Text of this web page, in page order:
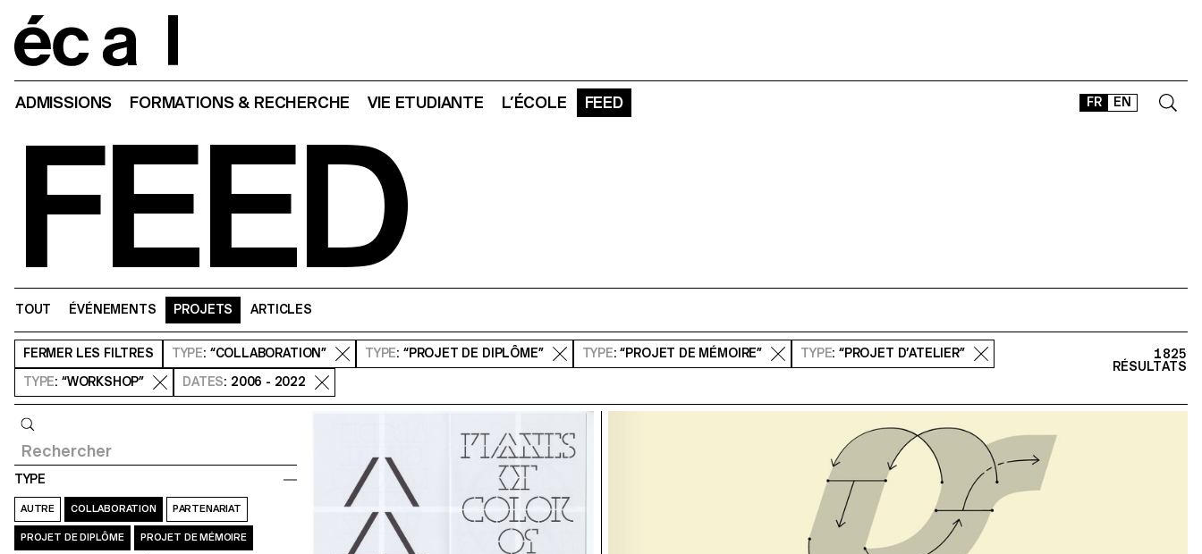
FR EN
ADMISSIONS FORMATIONS & RECHERCHE VIE ETUDIANTE L’ÉCOLE FEED
FEED
TOUT ÉVÉNEMENTS PROJETS ARTICLES
FERMER LES FILTRES TYPE: “COLLABORATION” TYPE: “PROJET DE DIPLÔME” TYPE: “PROJET DE MÉMOIRE” TYPE: “PROJET D’ATELIER”
TYPE: “WORKSHOP” DATES: 2006 - 2022
1825
RÉSULTATS
TYPE
AUTRE COLLABORATION PARTENARIAT
PROJET DE DIPLÔME PROJET DE MÉMOIRE